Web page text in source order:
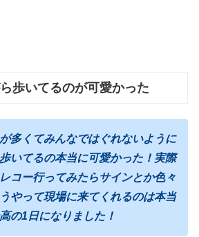
歩いてるのが可愛かった
多くてみんなではぐれないように
いてるの本当に可愛かった！実際
コー行ってみたらサインとか色々
やって現場に来てくれるのは本当
の1日になりました！